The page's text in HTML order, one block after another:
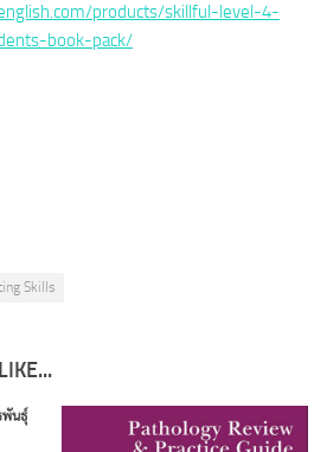
products/skillful-level-4-
book-pack/
Skills